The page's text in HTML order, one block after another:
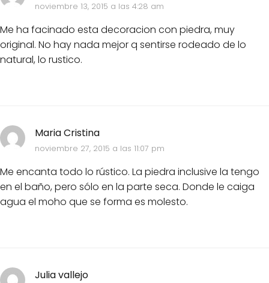
noviembre 13, 2015 a las 4:28 am
Me ha facinado esta decoracion con piedra, muy
original. No hay nada mejor q sentirse rodeado de lo
natural, lo rustico.
Maria Cristina
noviembre 27, 2015 a las 11:07 pm
Me encanta todo lo rústico. La piedra inclusive la tengo
en el baño, pero sólo en la parte seca. Donde le caiga
agua el moho que se forma es molesto.
Julia vallejo